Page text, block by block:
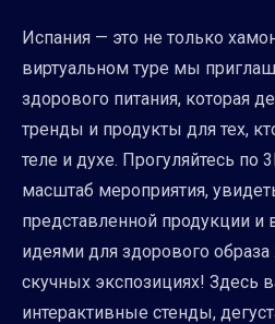
Испания — это не только
виртуальном туре мы
здорового питания, которая
тренды и продукты для тех,
теле и духе. Прогуляйтесь по
масштаб мероприятия,
представленной продукции
идеями для здорового образа
скучных экспозициях! Здесь
интерактивные стенды,